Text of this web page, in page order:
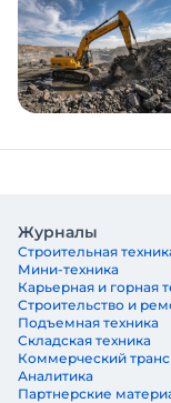
Журналы
Строительная
Мини-техника
Карьерная и горная
Строительство и
Подъемная техника
Складская техника
Коммерческий
Аналитика
Партнерские